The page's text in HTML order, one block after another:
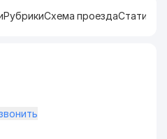
РубрикиСхема проезда